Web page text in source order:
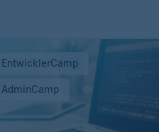
EntwicklerCamp
AdminCamp